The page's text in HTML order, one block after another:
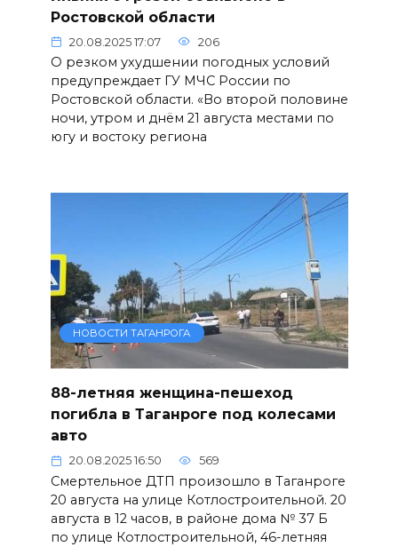
Ростовской области
20.08.2025 17:07 206
О резком ухудшении погодных условий
предупреждает ГУ МЧС России по
Ростовской области. «Во второй половине
ночи, утром и днём 21 августа местами по
югу и востоку региона
НОВОСТИ ТАГАНРОГА
88-летняя женщина-пешеход
погибла в Таганроге под колесами
авто
20.08.2025 16:50 569
Смертельное ДТП произошло в Таганроге
20 августа на улице Котлостроительной. 20
августа в 12 часов, в районе дома № 37 Б
по улице Котлостроительной, 46-летняя